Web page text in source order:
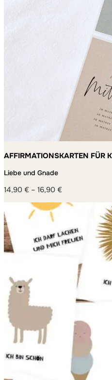
AFFIRMATIONSKARTEN FÜR
Liebe und Gnade
14,90 € – 16,90 €
14,90 €
16,90 €